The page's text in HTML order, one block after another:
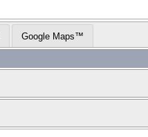
Google Maps™